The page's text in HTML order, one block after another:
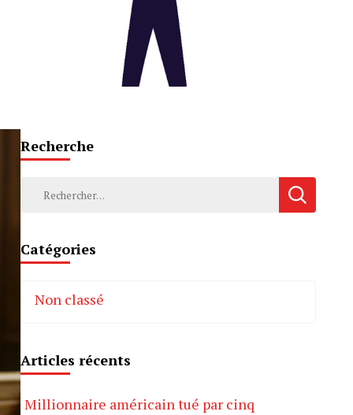
Recherche
Rechercher :
Catégories
Non classé
Articles récents
Millionnaire américain tué par cinq